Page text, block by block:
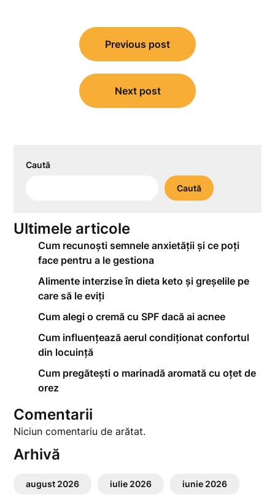
Previous post
Next post
Caută
Caută
Ultimele articole
Cum recunoști semnele anxietății și ce poți
face pentru a le gestiona
Alimente interzise în dieta keto și greșelile pe
care să le eviți
Cum alegi o cremă cu SPF dacă ai acnee
Cum influențează aerul condiționat confortul
din locuință
Cum pregătești o marinadă aromată cu oțet de
orez
Comentarii
Niciun comentariu de arătat.
Arhivă
august 2026 iulie 2026 iunie 2026